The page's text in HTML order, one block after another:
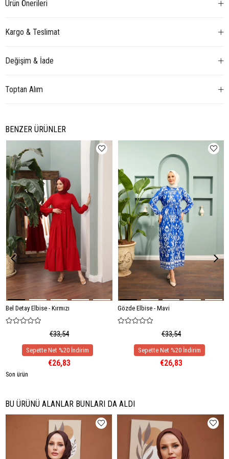
Ürün Önerileri
Kargo & Teslimat
Değişim & İade
Toptan Alım
BENZER ÜRÜNLER
Bel Detay Elbise - Kırmızı
€33,54
€26,83
Son ürün
Gözde Elbise - Mavi
€33,54
€26,83
BU ÜRÜNÜ ALANLAR BUNLARI DA ALDI